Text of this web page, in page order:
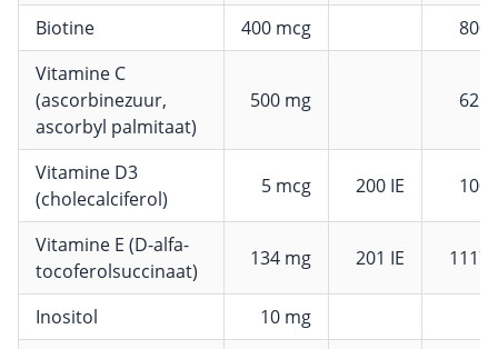
Biotine 400 mcg
Vitamine C
(ascorbinezuur,
ascorbyl palmitaat)
500 mg
Vitamine D3
(cholecalciferol)
5 mcg 200 IE
Vitamine E (D-alfa-
tocoferolsuccinaat)
134 mg 201 IE
Inositol
10 mg